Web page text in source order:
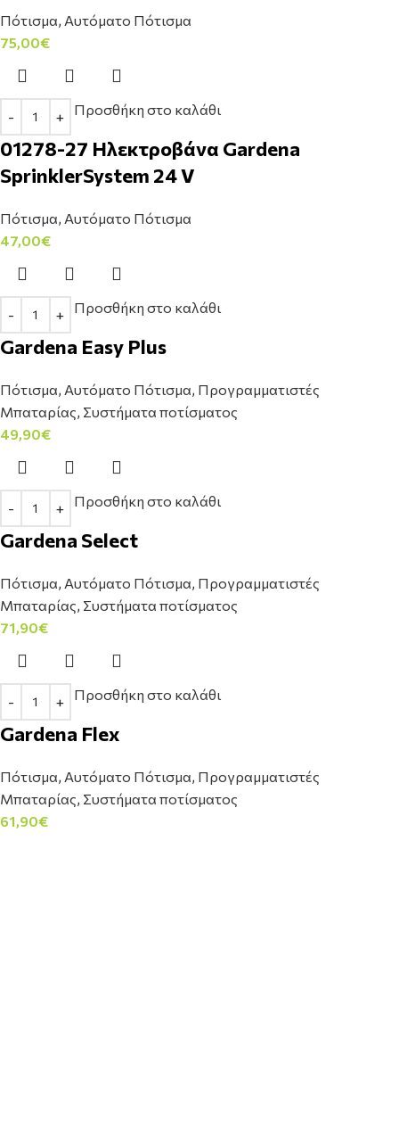
Πότισμα, Αυτόματο Πότισμα
75,00€
Προσθήκη στο καλάθι
01278-27 Ηλεκτροβάνα Gardena
SprinklerSystem 24 V
Πότισμα, Αυτόματο Πότισμα
47,00€
Προσθήκη στο καλάθι
Gardena Easy Plus
Πότισμα, Αυτόματο Πότισμα, Προγραμματιστές
Μπαταρίας, Συστήματα ποτίσματος
49,90€
Προσθήκη στο καλάθι
Gardena Select
Πότισμα, Αυτόματο Πότισμα, Προγραμματιστές
Μπαταρίας, Συστήματα ποτίσματος
71,90€
Προσθήκη στο καλάθι
Gardena Flex
Πότισμα, Αυτόματο Πότισμα, Προγραμματιστές
Μπαταρίας, Συστήματα ποτίσματος
61,90€